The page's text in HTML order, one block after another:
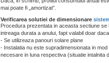
mai poate fi „amortizat”.
Verificarea solutiei de dimensionare
Procedura prezentata in aceasta sectiune
intreaga durata a anului, fapt valabil doar
- Se utilizeaza panouri solare plane
- Instalatia nu este supradimensionata in
necesare in luna respectiva (situatie intalnita